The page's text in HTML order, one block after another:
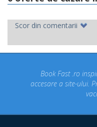
Scor din comentarii
incredere inca de la prima
acest site am avut parte de